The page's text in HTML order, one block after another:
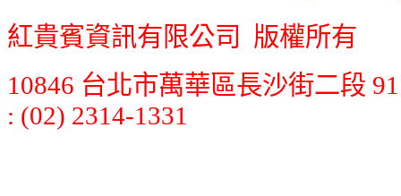
紅貴賓資訊有限公司 版權所有
10846 台北市萬華區長沙街二段
: (02) 2314-1331